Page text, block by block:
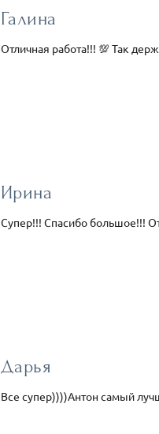
Галина
Отличная работа!!! 💯 Так
Ирина
Супер!!! Спасибо большое!!!
Дарья
Все супер))))Антон самый